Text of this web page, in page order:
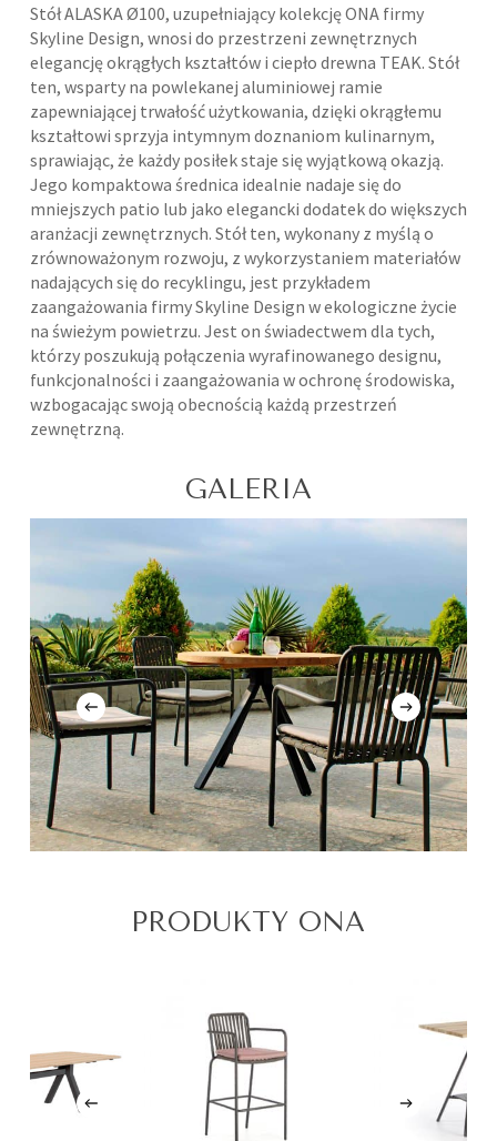
Stół ALASKA Ø100, uzupełniający kolekcję ONA firmy
Skyline Design, wnosi do przestrzeni zewnętrznych
elegancję okrągłych kształtów i ciepło drewna TEAK. Stół
ten, wsparty na powlekanej aluminiowej ramie
zapewniającej trwałość użytkowania, dzięki okrągłemu
kształtowi sprzyja intymnym doznaniom kulinarnym,
sprawiając, że każdy posiłek staje się wyjątkową okazją.
Jego kompaktowa średnica idealnie nadaje się do
mniejszych patio lub jako elegancki dodatek do większych
aranżacji zewnętrznych. Stół ten, wykonany z myślą o
zrównoważonym rozwoju, z wykorzystaniem materiałów
nadających się do recyklingu, jest przykładem
zaangażowania firmy Skyline Design w ekologiczne życie
na świeżym powietrzu. Jest on świadectwem dla tych,
którzy poszukują połączenia wyrafinowanego designu,
funkcjonalności i zaangażowania w ochronę środowiska,
wzbogacając swoją obecnością każdą przestrzeń
zewnętrzną.
GALERIA
PRODUKTY ONA